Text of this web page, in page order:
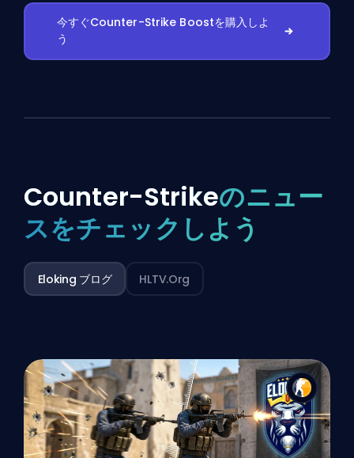
今すぐCounter-Strike Boostを購入しよ
う
Counter-Strikeのニュー
スをチェックしよう
Eloking ブログ HLTV.org